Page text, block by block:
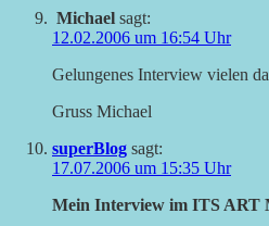
Michael sagt:
12.02.2006 um 16:54 Uhr
Gelungenes Interview vielen
Gruss Michael
superBlog sagt:
17.07.2006 um 15:35 Uhr
Mein Interview im ITS ART